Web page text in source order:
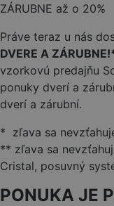
Práve teraz u nás
DVERE A
vzorkovú predajňu
ponuky dverí a
dverí a zárubní.
* zľava sa
** zľava sa
Cristal, posuvný
PONUKA JE